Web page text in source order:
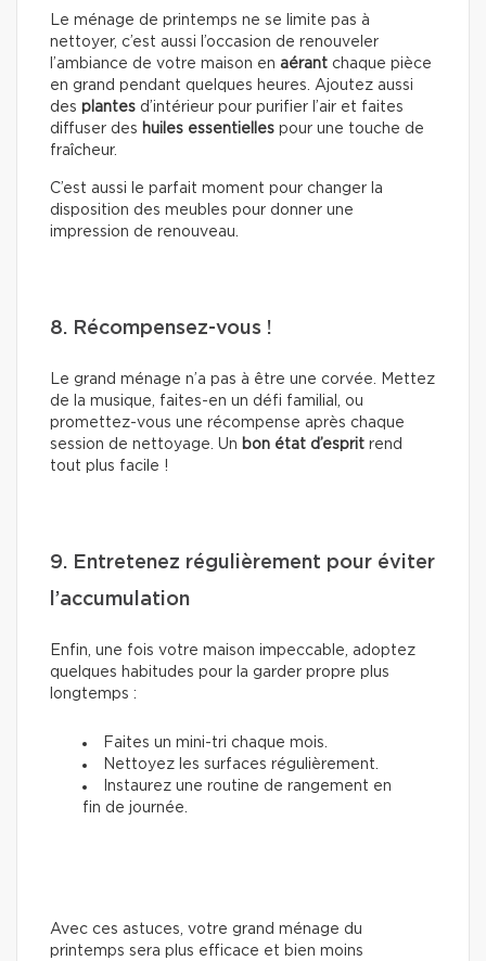
Le ménage de printemps ne se limite pas à
nettoyer, c’est aussi l’occasion de renouveler
l’ambiance de votre maison en aérant chaque pièce
en grand pendant quelques heures. Ajoutez aussi
des plantes d’intérieur pour purifier l’air et faites
diffuser des huiles essentielles pour une touche de
fraîcheur.
C’est aussi le parfait moment pour changer la
disposition des meubles pour donner une
impression de renouveau.
8. Récompensez-vous !
Le grand ménage n’a pas à être une corvée. Mettez
de la musique, faites-en un défi familial, ou
promettez-vous une récompense après chaque
session de nettoyage. Un bon état d’esprit rend
tout plus facile !
9. Entretenez régulièrement pour éviter
l’accumulation
Enfin, une fois votre maison impeccable, adoptez
quelques habitudes pour la garder propre plus
longtemps :
Faites un mini-tri chaque mois.
Nettoyez les surfaces régulièrement.
Instaurez une routine de rangement en
fin de journée.
Avec ces astuces, votre grand ménage du
printemps sera plus efficace et bien moins